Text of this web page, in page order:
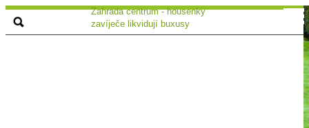
Zahrada centrum - housenky
zavíječe likvidují buxusy